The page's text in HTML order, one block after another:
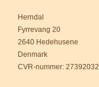
Herndal
Fyrrevang 20
2640 Hedehusene
Denmark
CVR-nummer: 27392032